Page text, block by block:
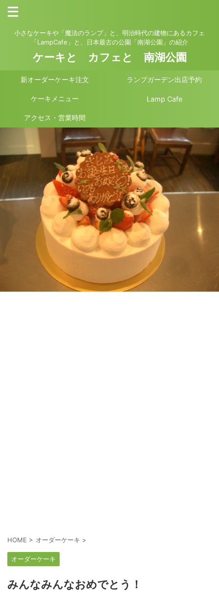
小さなケーキや「魔法のランプ」と、明治時代の建物にあるカフェ
「LampCafe」と、日本最古の公園「南湖公園」の紹介
ケーキと カフェと 南湖公園
新オーダーケーキ注文 ランプガーデン出店予約
ケーキメニュー Lamp Cafe
アクセス・営業時間
HOME > オーダーケーキ >
オーダーケーキ
みんなみんなおめでとう！